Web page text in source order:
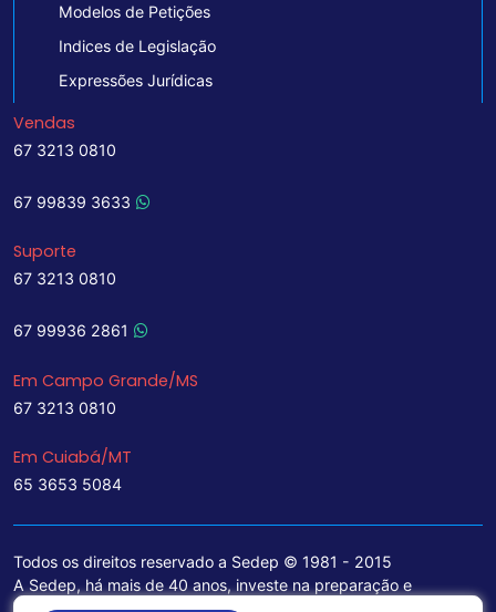
Modelos de Petições
Indices de Legislação
Expressões Jurídicas
Vendas
67 3213 0810
67 99839 3633
Suporte
67 3213 0810
67 99936 2861
Em Campo Grande/MS
67 3213 0810
Em Cuiabá/MT
65 3653 5084
Todos os direitos reservado a Sedep © 1981 - 2015
A Sedep, há mais de 40 anos, investe na preparação e